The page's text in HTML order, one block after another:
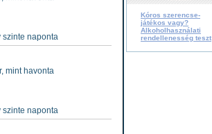
Kóros szerencse-
játékos vagy?
Alkoholhasználati
rendellenesség teszt
szinte naponta
mint havonta
szinte naponta